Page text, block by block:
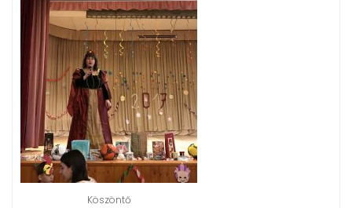
Köszöntő